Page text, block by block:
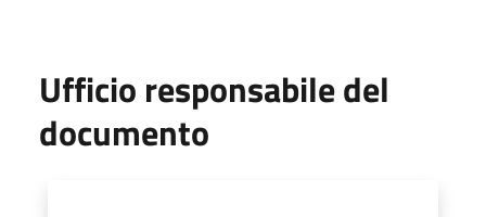
Ufficio responsabile del
documento